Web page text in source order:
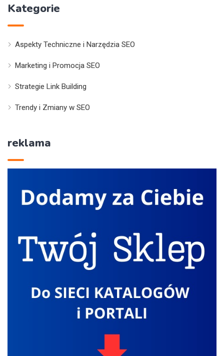
Kategorie
Aspekty Techniczne i Narzędzia SEO
Marketing i Promocja SEO
Strategie Link Building
Trendy i Zmiany w SEO
reklama